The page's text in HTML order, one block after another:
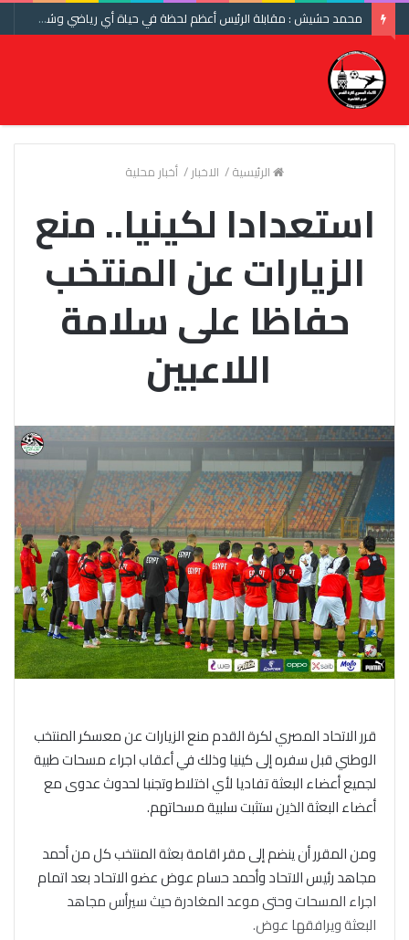
محمد حشيش : مقابلة الرئيس أعظم لحظة في حياة أي رياضي وشكرا اتحاد الكرة ومنتخب مصر
الرئيسية/ الاخبار/ أخبار محلية
استعدادا لكينيا.. منع
الزيارات عن المنتخب
حفاظا على سلامة
اللاعبين
قرر الاتحاد المصري لكرة القدم منع الزيارات عن معسكر المنتخب
الوطني قبل سفره إلى كينيا وذلك في أعقاب اجراء مسحات طبية
لجميع أعضاء البعثة تفاديا لأي اختلاط وتجنبا لحدوث عدوى مع
أعضاء البعثة الذين ستثبت سلبية مسحاتهم.
ومن المقرر أن ينضم إلى مقر اقامة بعثة المنتخب كل من أحمد
مجاهد رئيس الاتحاد وأحمد حسام عوض عضو الاتحاد بعد اتمام
اجراء المسحات وحتى موعد المغادرة حيث سيرأس مجاهد
البعثة ويرافقها عوض.